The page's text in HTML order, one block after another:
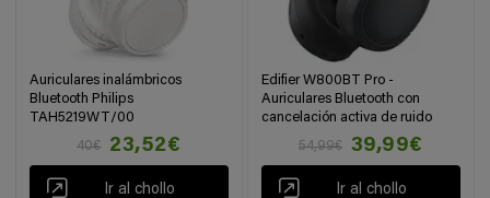
Auriculares inalámbricos
Bluetooth Philips
TAH5219WT/00
40€
23,52€
Ir al chollo
Edifier W800BT Pro -
Auriculares Bluetooth con
cancelación activa de ruido
54,99€
39,99€
Ir al chollo